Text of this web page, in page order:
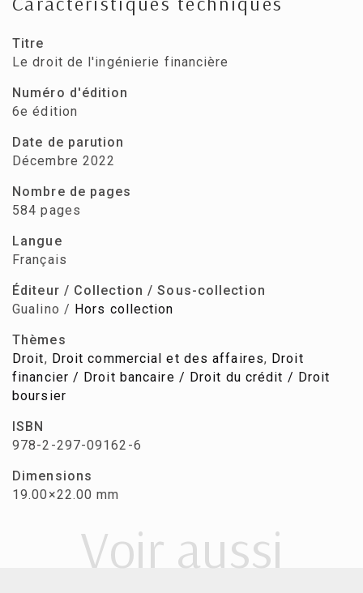
Titre
Le droit de l'ingénierie financière
Numéro d'édition
6e édition
Date de parution
Décembre 2022
Nombre de pages
584 pages
Langue
Français
Éditeur / Collection / Sous-collection
Gualino / Hors collection
Thèmes
Droit, Droit commercial et des affaires, Droit
financier / Droit bancaire / Droit du crédit / Droit
boursier
ISBN
978-2-297-09162-6
Dimensions
19.00×22.00 mm
Voir aussi